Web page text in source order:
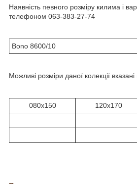
Наявність певного розміру килима і
телефоном 063-383-27-74
Bono 8600/10
Можливі розміри даної колекції вказані
080x150 120x170